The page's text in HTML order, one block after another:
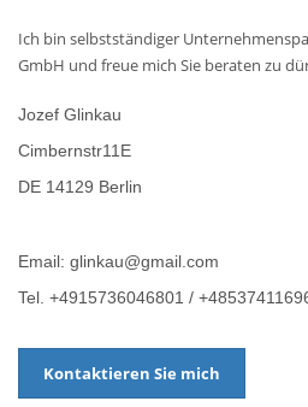
Ich bin selbstständiger
GmbH und freue mich Sie beraten zu
Jozef Glinkau
Cimbernstr11E
DE 14129 Berlin
Email: glinkau@gmail.com
Tel. +4915736046801 /
Kontaktieren Sie mich